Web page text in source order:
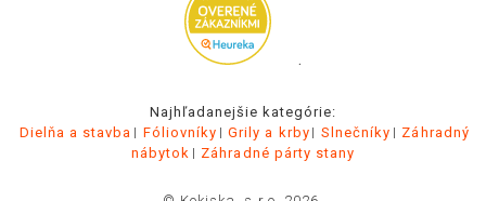
.
Najhľadanejšie kategórie:
Dielňa a stavba
Fóliovníky Grily a krby Slnečníky
Záhradný
nábytok
Záhradné párty stany